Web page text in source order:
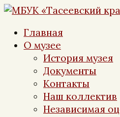
Перейти
контенту
Главная
О музее
История музея
Документы
Контакты
Наш коллектив
Независимая